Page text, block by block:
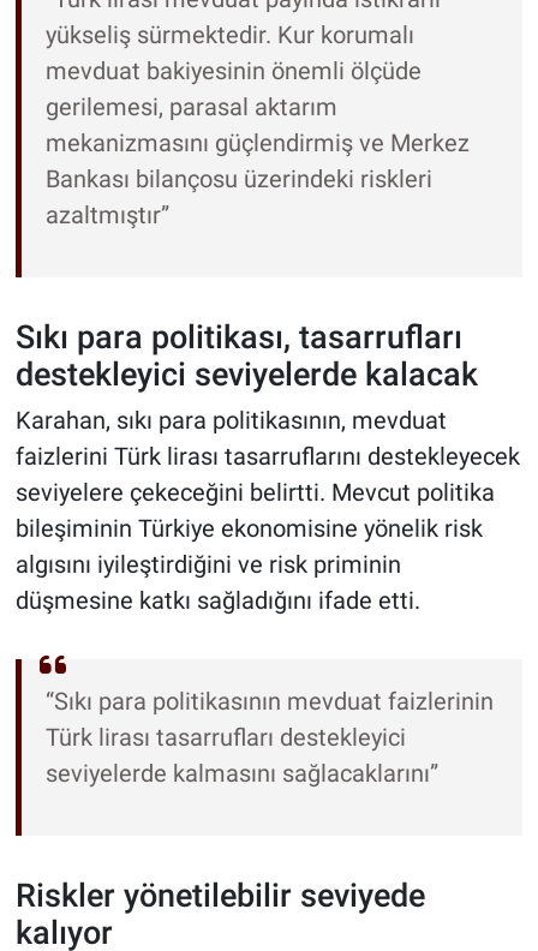
yükseliş sürmektedir. Kur korumalı
mevduat bakiyesinin önemli ölçüde
gerilemesi, parasal aktarım
mekanizmasını güçlendirmiş ve Merkez
Bankası bilançosu üzerindeki riskleri
azaltmıştır”
Sıkı para politikası, tasarrufları
destekleyici seviyelerde kalacak
Karahan, sıkı para politikasının, mevduat
faizlerini Türk lirası tasarruflarını destekleyecek
seviyelere çekeceğini belirtti. Mevcut politika
bileşiminin Türkiye ekonomisine yönelik risk
algısını iyileştirdiğini ve risk priminin
düşmesine katkı sağladığını ifade etti.
“Sıkı para politikasının mevduat faizlerinin
Türk lirası tasarrufları destekleyici
seviyelerde kalmasını sağlacaklarını”
Riskler yönetilebilir seviyede
kalıyor